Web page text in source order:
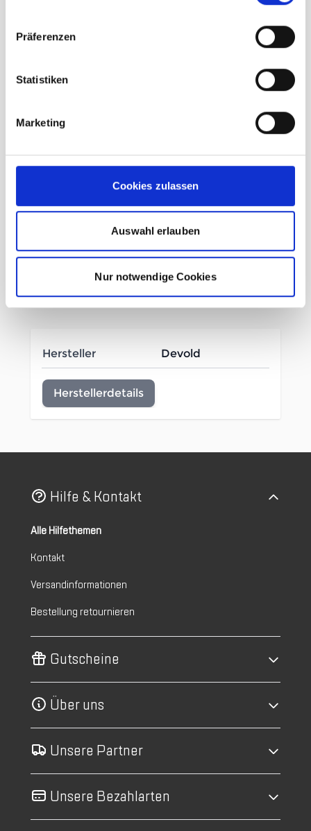
Präferenzen
Statistiken
Marketing
Cookies zulassen
Auswahl erlauben
Nur notwendige Cookies
Beschreibung /
Devold Premium Polo Herren
regelt die Körpertemperatur
entspanntes und zeitlosens
Design
100 % Merinowolle
Mehr Informationen
Hersteller Devold
Herstellerdetails
Hilfe & Kontakt
Alle Hilfethemen
Kontakt
Versandinformationen
Bestellung retournieren
Gutscheine
Über uns
Unsere Partner
Unsere Bezahlarten